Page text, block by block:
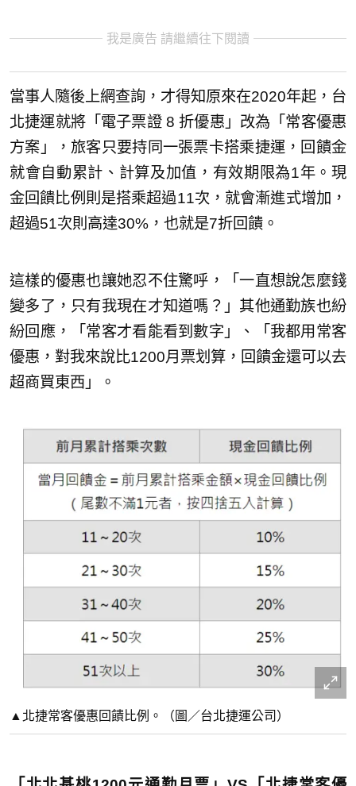
我是廣告 請繼續往下閱讀
當事人隨後上網查詢，才得知原來在2020年起，台
北捷運就將「電子票證 8 折優惠」改為「常客優惠
方案」，旅客只要持同一張票卡搭乘捷運，回饋金
就會自動累計、計算及加值，有效期限為1年。現
金回饋比例則是搭乘超過11次，就會漸進式增加，
超過51次則高達30%，也就是7折回饋。
這樣的優惠也讓她忍不住驚呼，「一直想說怎麼錢
變多了，只有我現在才知道嗎？」其他通勤族也紛
紛回應，「常客才看能看到數字」、「我都用常客
優惠，對我來說比1200月票划算，回饋金還可以去
超商買東西」。
▲北捷常客優惠回饋比例。（圖／台北捷運公司）